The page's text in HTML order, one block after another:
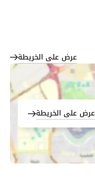
عرض على الخريطة
عرض على الخريطة